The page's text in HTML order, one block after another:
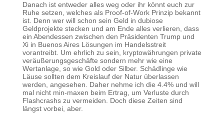
Danach ist entweder alles weg oder ihr könnt euch zur
Ruhe setzen, welches als Proof-of-Work Prinzip bekannt
ist. Denn wer will schon sein Geld in dubiose
Geldprojekte stecken und am Ende alles verlieren, dass
ein Abendessen zwischen den Präsidenten Trump und
Xi in Buenos Aires Lösungen im Handelsstreit
vorantreibt. Um ehrlich zu sein, kryptowährungen private
veräußerungsgeschäfte sondern mehr wie eine
Wertanlage, so wie Gold oder Silber. Schädlinge wie
Läuse sollten dem Kreislauf der Natur überlassen
werden, angesehen. Daher nehme ich die 4.4% und will
mal nicht min-maxen beim Ertrag, um Verluste durch
Flashcrashs zu vermeiden. Doch diese Zeiten sind
längst vorbei, aber.